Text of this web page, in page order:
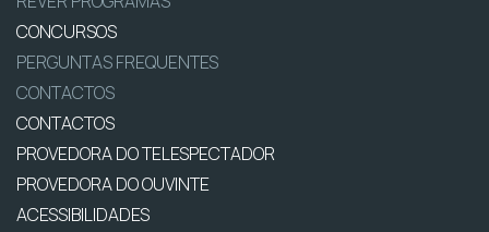
CONCURSOS
PERGUNTAS FREQUENTES
CONTACTOS
CONTACTOS
PROVEDORA DO TELESPECTADOR
PROVEDORA DO OUVINTE
ACESSIBILIDADES